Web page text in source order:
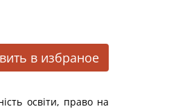
в избраное
освіти, право на